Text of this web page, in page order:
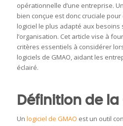
opérationnelle d’une entreprise.
bien conçue est donc cruciale
logiciel le plus adapté aux besoins
l’organisation. Cet article vise à
critères essentiels à considérer
logiciels de GMAO, aidant les
éclairé.
Définition de la
Un logiciel de GMAO est un outil